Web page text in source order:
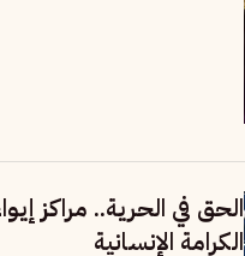
الحق في الحرية.. مراكز
الكرامة الإنسانية